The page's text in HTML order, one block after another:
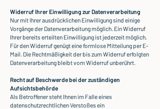
Widerruf Ihrer Einwilligung zur Datenverarbeitung
Nur mit Ihrer ausdrücklichen Einwilligung sind einige
Vorgänge der Datenverarbeitung möglich. Ein Widerruf
Ihrer bereits erteilten Einwilligung ist jederzeit möglich.
Für den Widerruf genügt eine formlose Mitteilung per E-
Mail. Die Rechtmäßigkeit der bis zum Widerruf erfolgten
Datenverarbeitung bleibt vom Widerruf unberührt.
Recht auf Beschwerde bei der zuständigen
Aufsichtsbehörde
Als Betroffener steht Ihnen im Falle eines
datenschutzrechtlichen Verstoßes ein